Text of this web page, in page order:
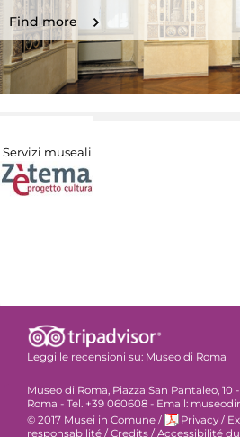
Find more
Servizi museali
Leggi le recensioni su: Museo di Roma
Museo di Roma, Piazza San Pantaleo, 10
Roma - Tel. +39 060608 - Email:
© 2017 Musei in Comune / Privacy /
responsabilité /Credits /Accessibilité